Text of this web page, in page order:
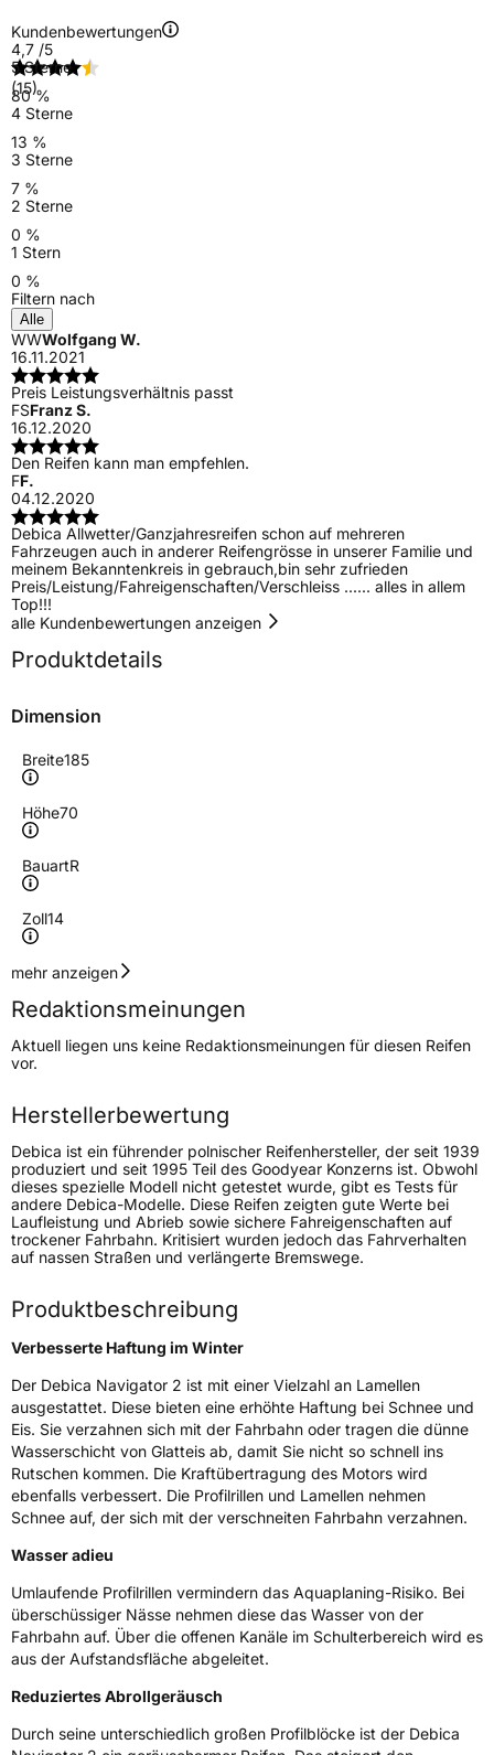
Kundenbewertungen
4,7 /5
(15)
5 Sterne
80 %
4 Sterne
13 %
3 Sterne
7 %
2 Sterne
0 %
1 Stern
0 %
Filtern nach
Alle
WWWolfgang W.
16.11.2021
Preis Leistungsverhältnis passt
FSFranz S.
16.12.2020
Den Reifen kann man empfehlen.
FF.
04.12.2020
Debica Allwetter/Ganzjahresreifen schon auf mehreren
Fahrzeugen auch in anderer Reifengrösse in unserer Familie und
meinem Bekanntenkreis in gebrauch,bin sehr zufrieden
Preis/Leistung/Fahreigenschaften/Verschleiss ...... alles in allem
Top!!!
alle Kundenbewertungen anzeigen
Produktdetails
Dimension
Breite185
Höhe70
BauartR
Zoll14
Geschwindigkeitsindex
Höchstgeschwindigkeit
190 km/h
Lastindex88
Höchstlast560 kg
Gewicht (in kg) 6,921 kg
Generelle Merkmale
FahrzeugtypPKW
VerwendungGanzjahresreifen
Modellname
Navigator 2
Weitere Eigenschaften
SchlauchtypTL
ZustandNeureifen
M+S
EU Label
Effizienz D
NasshaftungE
Rollgeräusch (Klasse)B
mehr anzeigen
Redaktionsmeinungen
Aktuell liegen uns keine Redaktionsmeinungen für diesen Reifen
vor.
Herstellerbewertung
Debica ist ein führender polnischer Reifenhersteller, der seit 1939
produziert und seit 1995 Teil des Goodyear Konzerns ist. Obwohl
dieses spezielle Modell nicht getestet wurde, gibt es Tests für
andere Debica-Modelle. Diese Reifen zeigten gute Werte bei
Laufleistung und Abrieb sowie sichere Fahreigenschaften auf
trockener Fahrbahn. Kritisiert wurden jedoch das Fahrverhalten
auf nassen Straßen und verlängerte Bremswege.
Produktbeschreibung
Verbesserte Haftung im Winter
Der Debica Navigator 2 ist mit einer Vielzahl an Lamellen
ausgestattet. Diese bieten eine erhöhte Haftung bei Schnee und
Eis. Sie verzahnen sich mit der Fahrbahn oder tragen die dünne
Wasserschicht von Glatteis ab, damit Sie nicht so schnell ins
Rutschen kommen. Die Kraftübertragung des Motors wird
ebenfalls verbessert. Die Profilrillen und Lamellen nehmen
Schnee auf, der sich mit der verschneiten Fahrbahn verzahnen.
Wasser adieu
Umlaufende Profilrillen vermindern das Aquaplaning-Risiko. Bei
überschüssiger Nässe nehmen diese das Wasser von der
Fahrbahn auf. Über die offenen Kanäle im Schulterbereich wird es
aus der Aufstandsfläche abgeleitet.
Reduziertes Abrollgeräusch
Durch seine unterschiedlich großen Profilblöcke ist der Debica